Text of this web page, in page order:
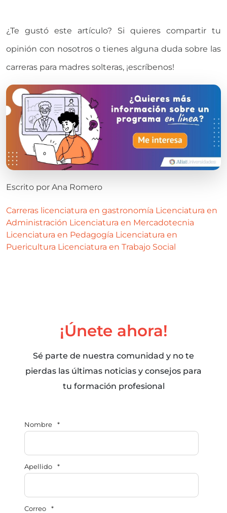
¿Te gustó este artículo? Si quieres compartir tu
opinión con nosotros o tienes alguna duda sobre las
carreras para madres solteras, ¡escríbenos!
Escrito por Ana Romero
Carreras licenciatura en gastronomía Licenciatura en
Administración Licenciatura en Mercadotecnia
Licenciatura en Pedagogía Licenciatura en
Puericultura Licenciatura en Trabajo Social
¡Únete ahora!
Sé parte de nuestra comunidad y no te
pierdas las últimas noticias y consejos para
tu formación profesional
Nombre *
Apellido *
Correo *